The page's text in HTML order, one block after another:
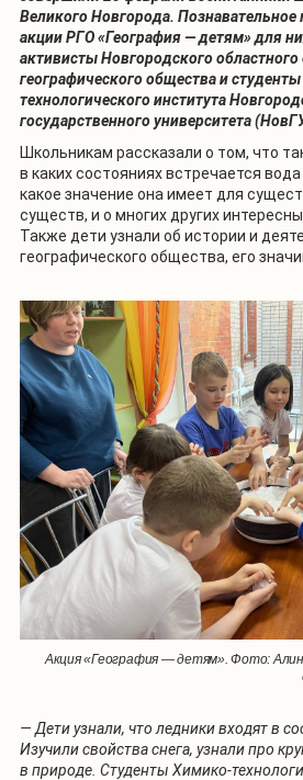
Великого Новгорода. Познавательное
акции РГО «География — детям» для
активисты Новгородского областного
географического общества и
технологического института
государственного университета
Школьникам рассказали о том, что
в каких состояниях встречается
какое значение она имеет для
существ, и о многих других
Также дети узнали об истории и
географического общества, его
Акция «География — детям». Фото:
— Дети узнали, что ледники входят в
Изучили свойства снега, узнали про
в природе. Студенты Химико-